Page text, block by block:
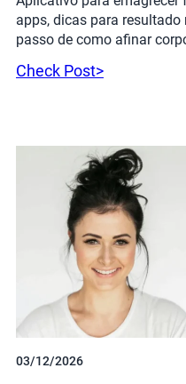
apps, dicas para
passo de como afinar
Check Post>
03/12/2026